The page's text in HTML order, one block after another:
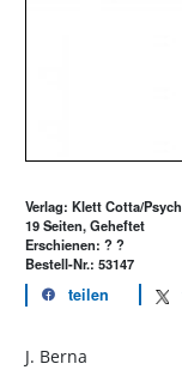
Verlag: Klett Cotta/
19 Seiten, Geheftet
Erschienen: ? ?
Bestell-Nr.: 53147
teilen
J. Berna